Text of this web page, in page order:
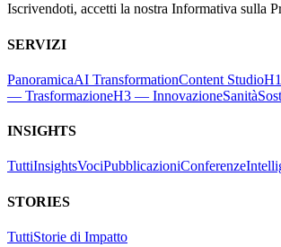
Iscrivendoti, accetti la nostra Informativa sulla
SERVIZI
PanoramicaAI TransformationContent Studio
— TrasformazioneH3 — InnovazioneSanità
INSIGHTS
TuttiInsightsVociPubblicazioniConferenze
STORIES
TuttiStorie di Impatto